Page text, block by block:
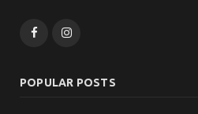
FacebookInstagram
POPULAR POSTS